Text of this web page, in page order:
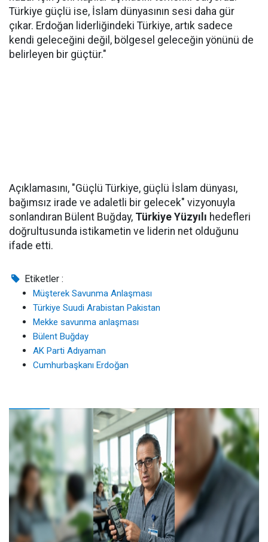
Türkiye güçlü ise, İslam dünyasının sesi daha gür
çıkar. Erdoğan liderliğindeki Türkiye, artık sadece
kendi geleceğini değil, bölgesel geleceğin yönünü de
belirleyen bir güçtür."
Açıklamasını, "Güçlü Türkiye, güçlü İslam dünyası,
bağımsız irade ve adaletli bir gelecek" vizyonuyla
sonlandıran Bülent Buğday, Türkiye Yüzyılı hedefleri
doğrultusunda istikametin ve liderin net olduğunu
ifade etti.
Etiketler :
Müşterek Savunma Anlaşması
Türkiye Suudi Arabistan Pakistan
Mekke savunma anlaşması
Bülent Buğday
AK Parti Adıyaman
Cumhurbaşkanı Erdoğan